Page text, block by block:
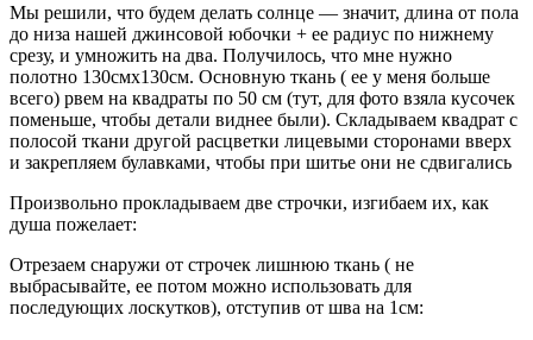
Мы решили, что будем делать солнце — значит, длина от пола
до низа нашей джинсовой юбочки + ее радиус по нижнему
срезу, и умножить на два. Получилось, что мне нужно
полотно 130смх130см. Основную ткань ( ее у меня больше
всего) рвем на квадраты по 50 см (тут, для фото взяла кусочек
поменьше, чтобы детали виднее были). Складываем квадрат с
полосой ткани другой расцветки лицевыми сторонами вверх
и закрепляем булавками, чтобы при шитье они не сдвигались
Произвольно прокладываем две строчки, изгибаем их, как
душа пожелает:
Отрезаем снаружи от строчек лишнюю ткань ( не
выбрасывайте, ее потом можно использовать для
последующих лоскутков), отступив от шва на 1см: